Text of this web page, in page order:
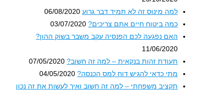
למה מינוס זה לא תמיד דבר גרוע 06/08/2020
כמה ביטוח חיים אתם צריכים? 03/07/2020
האם נפגעה לכם הפנסיה עקב משבר בשוק ההון?
11/06/2020
תעודת זהות בנקאית – למה זה חשוב? 07/05/2020
מתי כדאי להגיש דוח למס הכנסה? 04/05/2020
תקציב משפחתי – למה זה חשוב ואיך לעשות את זה נכון